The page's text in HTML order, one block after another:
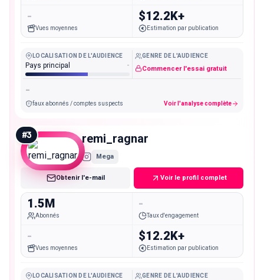
-
Vues moyennes
$12.2K+
Estimation par publication
LOCALISATION DE L'AUDIENCE
Pays principal -
GENRE DE L'AUDIENCE
Commencer l'essai gratuit
-
faux abonnés / comptes suspects Voir l'analyse complète
#3 remi_ragnar
Mega
Obtenir l'e-mail Voir le profil complet
1.5M
Abonnés
-
Taux d'engagement
-
Vues moyennes
$12.2K+
Estimation par publication
LOCALISATION DE L'AUDIENCE GENRE DE L'AUDIENCE